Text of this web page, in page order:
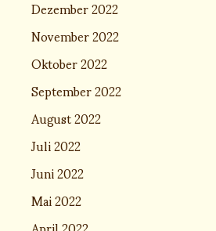
Dezember 2022
November 2022
Oktober 2022
September 2022
August 2022
Juli 2022
Juni 2022
Mai 2022